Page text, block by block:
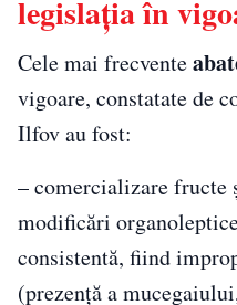
legislația în
Cele mai frecvente
vigoare, constatate de
Ilfov au fost:
– comercializare fructe
modificări
consistentă, fiind
(prezență a